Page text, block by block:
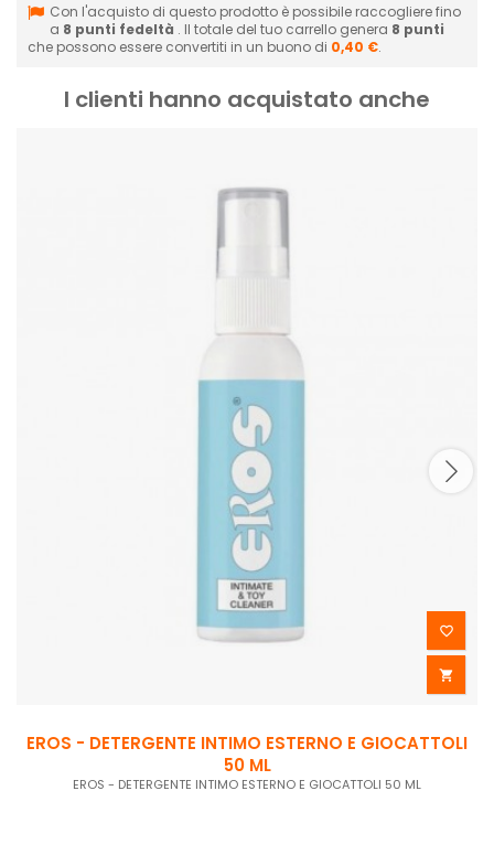
Con l'acquisto di questo prodotto è possibile raccogliere fino
a 8 punti fedeltà . Il totale del tuo carrello genera 8 punti
che possono essere convertiti in un buono di 0,40 €.
I clienti hanno acquistato anche


EROS - DETERGENTE INTIMO ESTERNO E GIOCATTOLI
50 ML
EROS - DETERGENTE INTIMO ESTERNO E GIOCATTOLI 50 ML